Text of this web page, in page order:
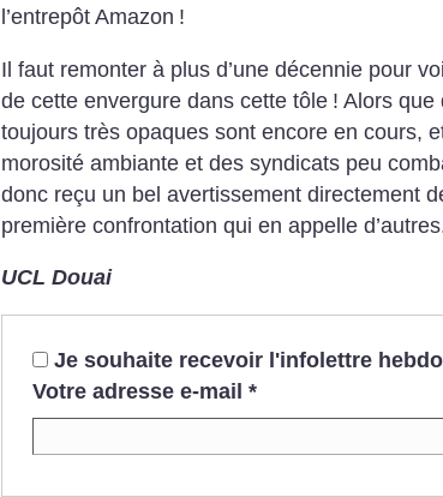
l’entrepôt Amazon !
Il faut remonter à plus d’une décennie pour
de cette envergure dans cette tôle ! Alors que
toujours très opaques sont encore en cours,
morosité ambiante et des syndicats peu
donc reçu un bel avertissement directement
première confrontation qui en appelle
UCL Douai
Je souhaite recevoir l'infolettre
Votre adresse e-mail *